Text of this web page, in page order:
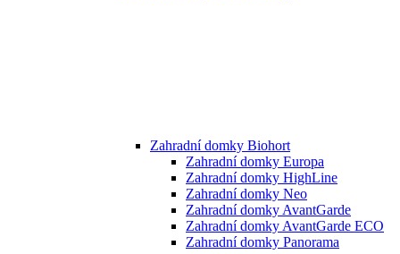
Zahradní domky Biohort
Zahradní domky Europa
Zahradní domky HighLine
Zahradní domky Neo
Zahradní domky AvantGarde
Zahradní domky AvantGarde ECO
Zahradní domky Panorama